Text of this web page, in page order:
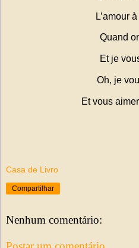
L’amour
Quand
Et je
Oh, je
Et vous
Casa de Livro
Compartilhar
Nenhum comentário: